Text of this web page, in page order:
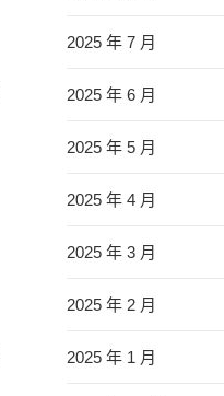
2025 年 7 月
2025 年 6 月
2025 年 5 月
2025 年 4 月
2025 年 3 月
2025 年 2 月
2025 年 1 月